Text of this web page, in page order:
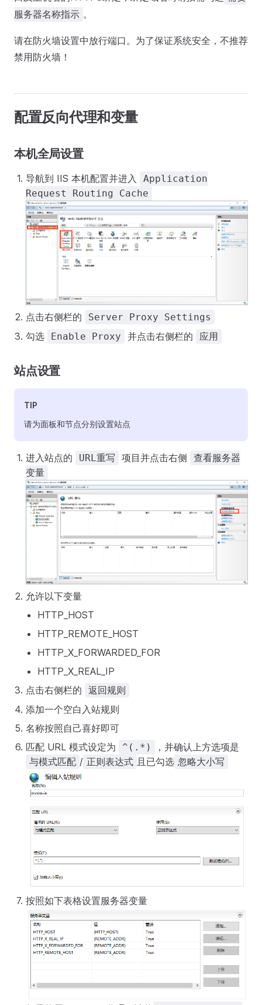
服务器名称指示 。
请在防火墙设置中放行端口。为了保证系统安全，不推荐
禁用防火墙！
配置反向代理和变量
本机全局设置
导航到 IIS 本机配置并进入
Application
Request Routing Cache
点击右侧栏的 Server Proxy Settings
勾选 Enable Proxy 并点击右侧栏的 应用
站点设置
TIP
请为面板和节点分别设置站点
进入站点的 URL重写 项目并点击右侧
查看服务器
变量
允许以下变量
HTTP_HOST
HTTP_REMOTE_HOST
HTTP_X_FORWARDED_FOR
HTTP_X_REAL_IP
点击右侧栏的
返回规则
添加一个空白入站规则
名称按照自己喜好即可
匹配 URL 模式设定为
^(.*) ，并确认上方选项是
与模式匹配 / 正则表达式 且已勾选 忽略大小写
按照如下表格设置服务器变量